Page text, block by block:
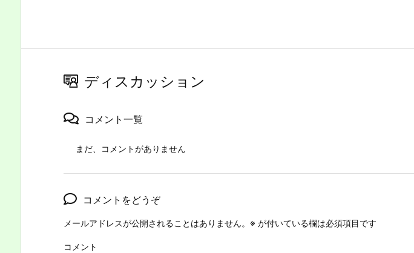
ディスカッション
コメント一覧
まだ、コメントがありません
コメントをどうぞ
メールアドレスが公開されることはありません。 ※ が付いている欄は必須項目です
コメント